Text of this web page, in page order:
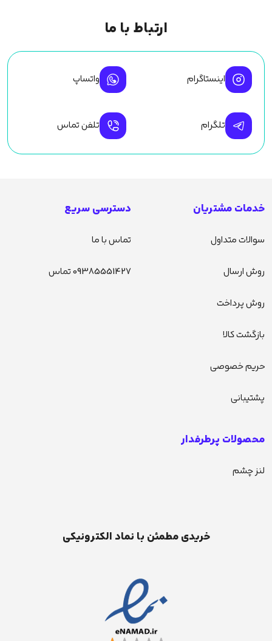
ارتباط با ما
اینستاگرام واتساپ
تلگرام تلفن تماس
خدمات مشتریان
سوالات متداول
روش ارسال
روش پرداخت
بازگشت کالا
حریم خصوصی
پشتیبانی
دسترسی سریع
تماس با ما
09385551427 تماس
محصولات پرطرفدار
لنز چشم
خریدی مطمئن با نماد الکترونیکی